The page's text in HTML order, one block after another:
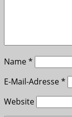
Name*
E-Mail-Adresse*
Website